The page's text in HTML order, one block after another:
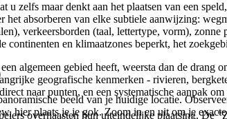
beeld van je huidige locatie.
hier plaats je je gok. Zoom in en uit om je
u zelfs maar denkt aan het plaatsen van een
het absorberen van elke subtiele aanwijzing:
verkeersborden (taal, lettertype, vorm),
en klimaatzones beperkt, het
algemeen gebied heeft, weersta dan de drang
geografische kenmerken - rivieren,
naar punten, en een systematische aanpak
overhaasten hun uiteindelijke plaatsing. De